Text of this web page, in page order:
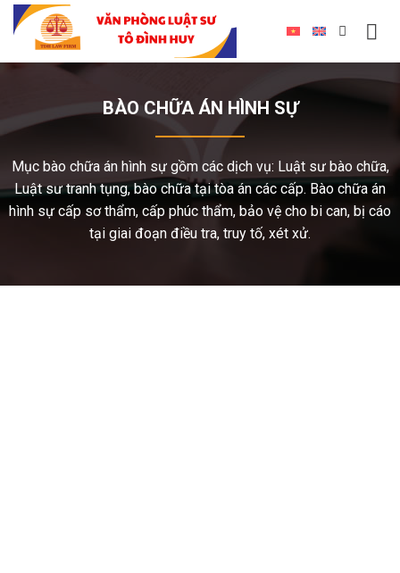
BÀO CHỮA ÁN HÌNH SỰ
Mục bào chữa án hình sự gồm các dịch vụ: Luật sư bào chữa,
Luật sư tranh tụng, bào chữa tại tòa án các cấp. Bào chữa án
hình sự cấp sơ thẩm, cấp phúc thẩm, bảo vệ cho bi can, bị cáo
tại giai đoạn điều tra, truy tố, xét xử.